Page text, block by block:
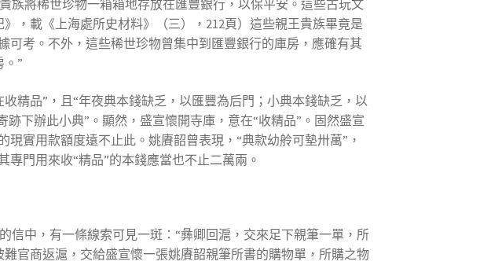
族將稀世珍物一箱箱地存放在匯豐銀行，以保平安。這些古玩文
，載《上海處所史材料》（三），212頁）這些親王貴族畢竟是
考。不外，這些稀世珍物曾集中到匯豐銀行的庫房，應確有其
”
精品”，且“年夜典本錢缺乏，以匯豐為后門；小典本錢缺乏，以
下辦此小典”。顯然，盛宣懷開寺庫，意在“收精品”。固然盛宣
實用款額度遠不止此。姚賡韶曾表現，“典款幼舲可墊卅萬”，
門用來收“精品”的本錢應當也不止二萬兩。
中，有一條線索可見一斑：“彝卿回滬，交來足下親筆一單，所
官商返滬，交給盛宣懷一張姚賡韶親筆所書的購物單，所購之物